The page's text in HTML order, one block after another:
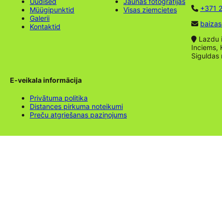
Müügipunktid
Galerii
Kontaktid
Visas ziemcietes
+371
Lazdu
Inciems,
Siguldas
E-veikala informācija
Privātuma politika
Distances pirkuma noteikumi
Preču atgriešanas paziņojums